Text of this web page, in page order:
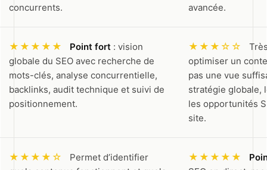
concurrents.
avancée.
★★★★★ Point fort : vision
globale du SEO avec recherche de
mots-clés, analyse concurrentielle,
backlinks, audit technique et suivi de
positionnement.
★★★☆☆
optimiser un
pas une vue
stratégie globale,
les opportunités
site.
★★★★☆
Permet d’identifier
★★★★★